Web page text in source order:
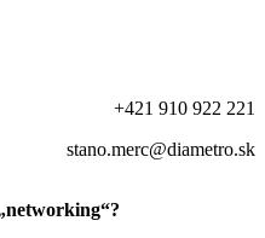
+421 910 922 221
stano.merc@diametro.sk